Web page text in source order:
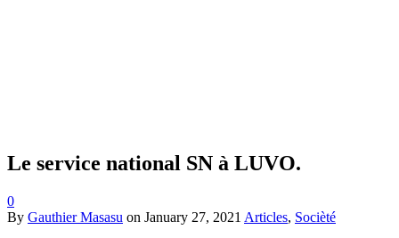
Le service national SN à LUVO.
0
By Gauthier Masasu on January 27, 2021 Articles, Socièté